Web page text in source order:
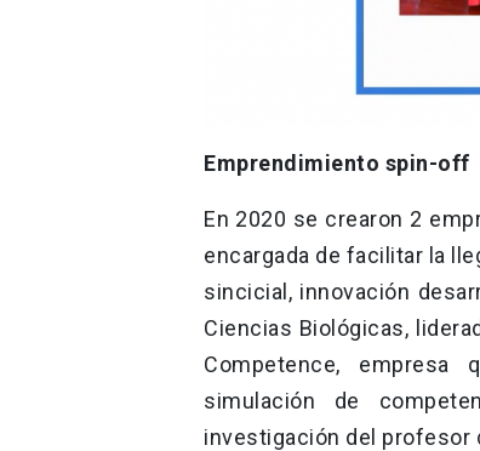
Emprendimiento spin-off
En 2020 se crearon 2
encargada de facilitar la
sincicial, innovación
Ciencias Biológicas,
Competence,
simulación de
investigación del profesor